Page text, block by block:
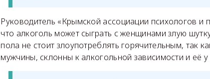
Руководитель «Крымской ассоциации психологов и
что алкоголь может сыграть с женщинами злую
пола не стоит злоупотреблять горячительным, так
мужчины, склонны к алкогольной зависимости и её